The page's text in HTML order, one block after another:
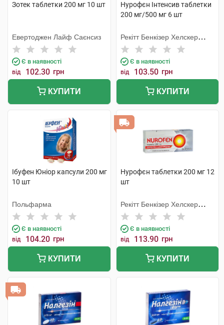
Зотек таблетки 200 мг 10 шт
Евертоджен Лайф Саєнсиз
Є в наявності
від 102.30 грн
КУПИТИ
Нурофєн Інтенсив таблетки
200 мг/500 мг 6 шт
Рекітт Бенкізер Хелскер
Інтернешнл
Є в наявності
від 103.50 грн
КУПИТИ
Ібуфен Юніор капсули 200 мг
10 шт
Польфарма
Є в наявності
від 104.20 грн
КУПИТИ
Нурофєн таблетки 200 мг 12
шт
Рекітт Бенкізер Хелскер
Інтернешнл
Є в наявності
від 113.90 грн
КУПИТИ